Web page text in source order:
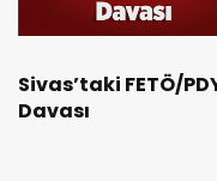
Sivas’taki FETÖ/
Davası